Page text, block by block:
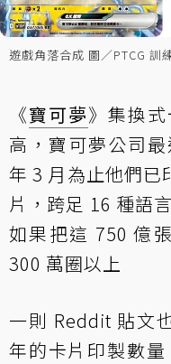
遊戲角落合成 圖／PTCG
《寶可夢》集換
高，寶可夢公司最
年 3 月為止他們已
片，跨足 16 種語
如果把這 750 億
300 萬圈以上
一則 Reddit 貼文
年的卡片印製數